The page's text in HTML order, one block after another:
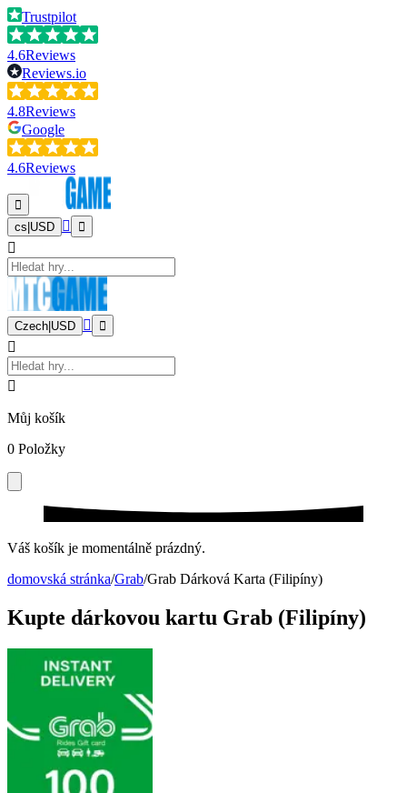
Trustpilot
4.6Reviews
Reviews.io
4.8Reviews
Google
4.6Reviews
cs USD
Czech USD
Můj košík
0 Položky
Váš košík je momentálně prázdný.
domovská stránka/Grab/Grab Dárková Karta (Filipíny)
Kupte dárkovou kartu Grab (Filipíny)